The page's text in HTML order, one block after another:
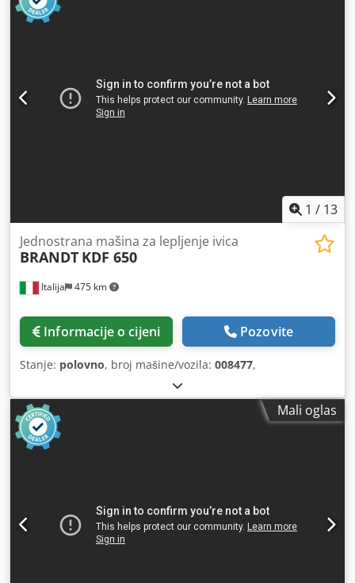
1 / 13
Italija 475 km
Jednostrana mašina za lepljenje ivica
BRANDT KDF 650
Informacije o cijeni Pozovite
Stanje: polovno, broj mašine/vozila: 008477,
Mali oglas